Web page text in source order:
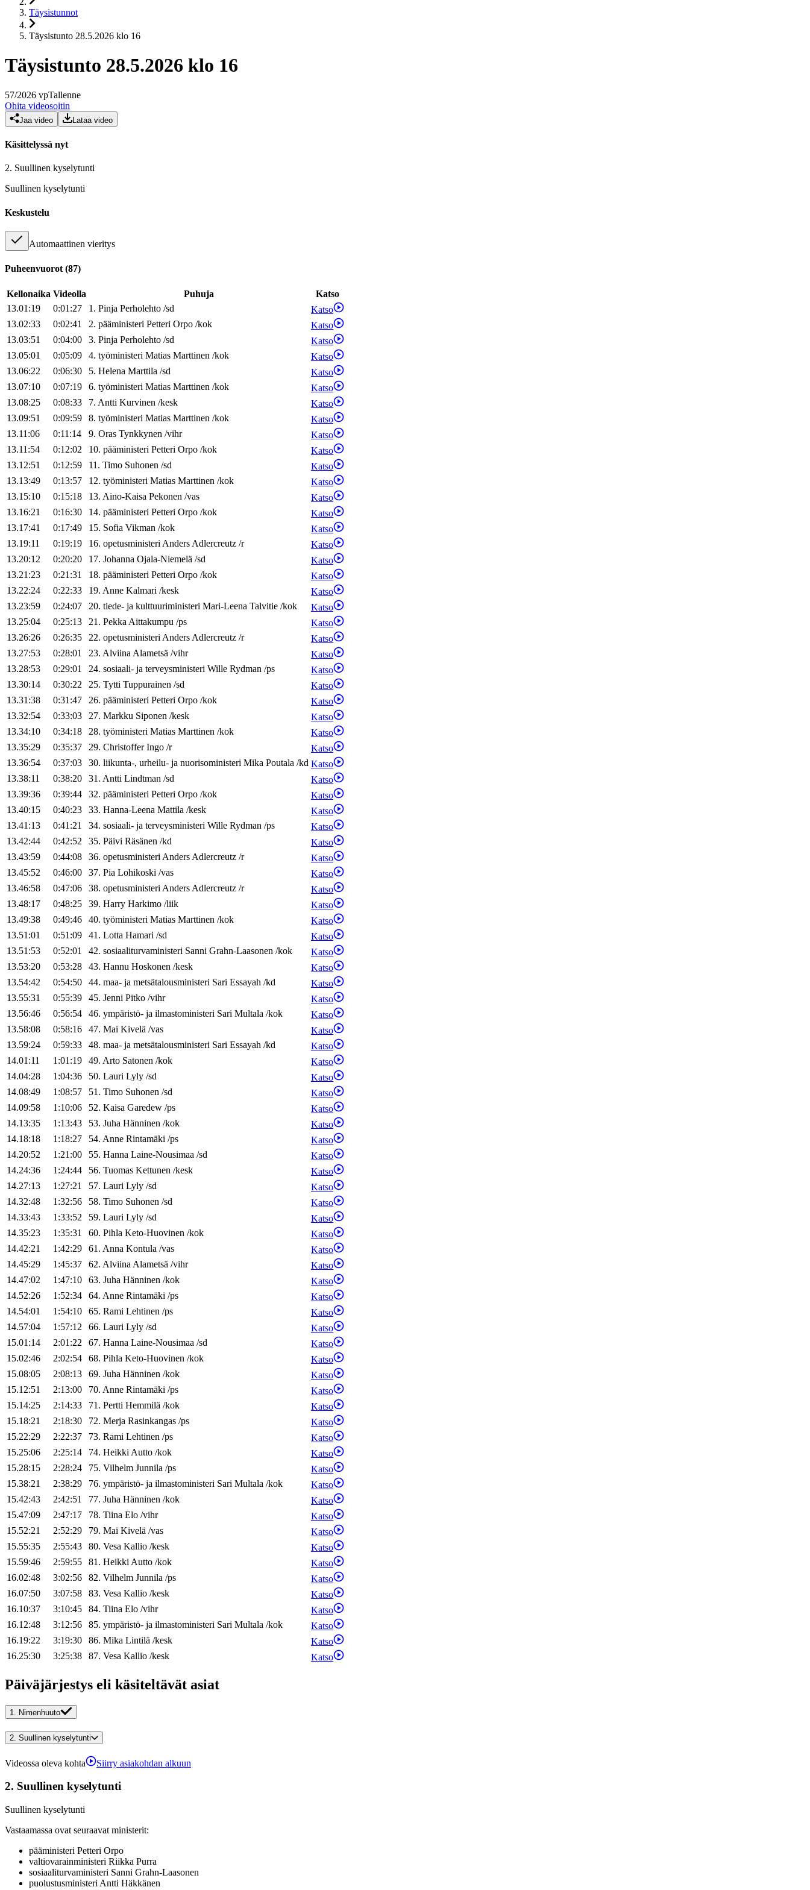
Täysistunnot
Täysistunto 28.5.2026 klo 16
Täysistunto 28.5.2026 klo 16
57/2026 vpTallenne
Ohita videosoitin
Jaa video Lataa video
Käsittelyssä nyt
2. Suullinen kyselytunti
Suullinen kyselytunti
Keskustelu
Automaattinen vieritys
Puheenvuorot (87)
Kellonaika Videolla Puhuja
Katso
13.01:19
0:01:27 1. Pinja Perholehto /sd
Katso
13.02:33
0:02:41 2. pääministeri Petteri Orpo /kok
Katso
13.03:51
0:04:00 3. Pinja Perholehto /sd
Katso
13.05:01
0:05:09 4. työministeri Matias Marttinen /kok
Katso
13.06:22
0:06:30 5. Helena Marttila /sd
Katso
13.07:10
0:07:19 6. työministeri Matias Marttinen /kok
Katso
13.08:25
0:08:33 7. Antti Kurvinen /kesk
Katso
13.09:51
0:09:59 8. työministeri Matias Marttinen /kok
Katso
13.11:06
0:11:14 9. Oras Tynkkynen /vihr
Katso
13.11:54
0:12:02 10. pääministeri Petteri Orpo /kok
Katso
13.12:51
0:12:59 11. Timo Suhonen /sd
Katso
13.13:49
0:13:57 12. työministeri Matias Marttinen /kok
Katso
13.15:10
0:15:18 13. Aino-Kaisa Pekonen /vas
Katso
13.16:21
0:16:30 14. pääministeri Petteri Orpo /kok
Katso
13.17:41
0:17:49 15. Sofia Vikman /kok
Katso
13.19:11
0:19:19 16. opetusministeriAndersAdlercreutz /r
Katso
13.20:12
0:20:20 17. Johanna Ojala-Niemelä /sd
Katso
13.21:23
0:21:31 18. pääministeri Petteri Orpo /kok
Katso
13.22:24
0:22:33 19. Anne Kalmari /kesk
Katso
13.23:59
0:24:07 20. tiede- ja kulttuuriministeri Mari-Leena Talvitie /kok
Katso
13.25:04
0:25:13 21. PekkaAittakumpu /ps
Katso
13.26:26
0:26:35 22. opetusministeriAndersAdlercreutz /r
Katso
13.27:53
0:28:01 23. AlviinaAlametsä /vihr
Katso
13.28:53
0:29:01 24. sosiaali- ja terveysministeri Wille Rydman /ps
Katso
13.30:14
0:30:22 25. Tytti Tuppurainen /sd
Katso
13.31:38
0:31:47 26. pääministeri Petteri Orpo /kok
Katso
13.32:54
0:33:03 27. Markku Siponen /kesk
Katso
13.34:10
0:34:18 28. työministeri Matias Marttinen /kok
Katso
13.35:29
0:35:37 29. Christoffer Ingo /r
Katso
13.36:54
0:37:03 30. liikunta-, urheilu- ja nuorisoministeri Mika Poutala /kd Katso
13.38:11
0:38:20 31. Antti Lindtman /sd
Katso
13.39:36
0:39:44 32. pääministeri Petteri Orpo /kok
Katso
13.40:15
0:40:23 33. Hanna-Leena Mattila /kesk
Katso
13.41:13
0:41:21 34. sosiaali- ja terveysministeri Wille Rydman /ps
Katso
13.42:44
0:42:52 35. Päivi Räsänen /kd
Katso
13.43:59
0:44:08 36. opetusministeriAndersAdlercreutz /r
Katso
13.45:52
0:46:00 37. Pia Lohikoski /vas
Katso
13.46:58
0:47:06 38. opetusministeriAndersAdlercreutz /r
Katso
13.48:17
0:48:25 39. Harry Harkimo /liik
Katso
13.49:38
0:49:46 40. työministeri Matias Marttinen /kok
Katso
13.51:01
0:51:09 41. Lotta Hamari /sd
Katso
13.51:53
0:52:01 42. sosiaaliturvaministeri Sanni Grahn-Laasonen /kok
Katso
13.53:20
0:53:28 43. Hannu Hoskonen /kesk
Katso
13.54:42
0:54:50 44. maa- ja metsätalousministeri Sari Essayah /kd
Katso
13.55:31
0:55:39 45. Jenni Pitko /vihr
Katso
13.56:46
0:56:54 46. ympäristö- ja ilmastoministeri Sari Multala /kok
Katso
13.58:08
0:58:16 47. Mai Kivelä /vas
Katso
13.59:24
0:59:33 48. maa- ja metsätalousministeri Sari Essayah /kd
Katso
14.01:11
1:01:19 49. Arto Satonen /kok
Katso
14.04:28
1:04:36 50. Lauri Lyly /sd
Katso
14.08:49
1:08:57 51. Timo Suhonen /sd
Katso
14.09:58
1:10:06 52. Kaisa Garedew /ps
Katso
14.13:35
1:13:43 53. Juha Hänninen /kok
Katso
14.18:18
1:18:27 54. Anne Rintamäki /ps
Katso
14.20:52
1:21:00 55. Hanna Laine-Nousimaa /sd
Katso
14.24:36
1:24:44 56. Tuomas Kettunen /kesk
Katso
14.27:13
1:27:21 57. Lauri Lyly /sd
Katso
14.32:48
1:32:56 58. Timo Suhonen /sd
Katso
14.33:43
1:33:52 59. Lauri Lyly /sd
Katso
14.35:23
1:35:31 60. Pihla Keto-Huovinen /kok
Katso
14.42:21
1:42:29 61. Anna Kontula /vas
Katso
14.45:29
1:45:37 62. AlviinaAlametsä /vihr
Katso
14.47:02
1:47:10 63. Juha Hänninen /kok
Katso
14.52:26
1:52:34 64. Anne Rintamäki /ps
Katso
14.54:01
1:54:10 65. Rami Lehtinen /ps
Katso
14.57:04
1:57:12 66. Lauri Lyly /sd
Katso
15.01:14
2:01:22 67. Hanna Laine-Nousimaa /sd
Katso
15.02:46
2:02:54 68. Pihla Keto-Huovinen /kok
Katso
15.08:05
2:08:13 69. Juha Hänninen /kok
Katso
15.12:51
2:13:00 70. Anne Rintamäki /ps
Katso
15.14:25
2:14:33 71. Pertti Hemmilä /kok
Katso
15.18:21
2:18:30 72. Merja Rasinkangas /ps
Katso
15.22:29
2:22:37 73. Rami Lehtinen /ps
Katso
15.25:06
2:25:14 74. HeikkiAutto /kok
Katso
15.28:15
2:28:24 75. Vilhelm Junnila /ps
Katso
15.38:21
2:38:29 76. ympäristö- ja ilmastoministeri Sari Multala /kok
Katso
15.42:43
2:42:51 77. Juha Hänninen /kok
Katso
15.47:09
2:47:17 78. Tiina Elo /vihr
Katso
15.52:21
2:52:29 79. Mai Kivelä /vas
Katso
15.55:35
2:55:43 80. Vesa Kallio /kesk
Katso
15.59:46
2:59:55 81. HeikkiAutto /kok
Katso
16.02:48
3:02:56 82. Vilhelm Junnila /ps
Katso
16.07:50
3:07:58 83. Vesa Kallio /kesk
Katso
16.10:37
3:10:45 84. Tiina Elo /vihr
Katso
16.12:48
3:12:56 85. ympäristö- ja ilmastoministeri Sari Multala /kok
Katso
16.19:22
3:19:30 86. Mika Lintilä /kesk
Katso
16.25:30
3:25:38 87. Vesa Kallio /kesk Katso
Päiväjärjestys eli käsiteltävät asiat
1. Nimenhuuto
2. Suullinen kyselytunti
Videossa oleva kohta Siirry asiakohdan alkuun
2. Suullinen kyselytunti
Suullinen kyselytunti
Vastaamassa ovat seuraavat ministerit:
pääministeri Petteri Orpo
valtiovarainministeri Riikka Purra
sosiaaliturvaministeri Sanni Grahn-Laasonen
puolustusministeri Antti Häkkänen